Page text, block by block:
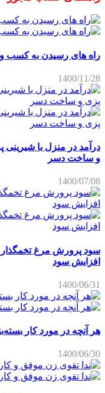
راه های رسیدن به کسب
1400/11/28
درآمد در منزل با
و ساخت دسر
1400/07/08
سود پرورش مرغ
افزایش سود
1400/06/31
هر آنچه در مورد کار
1400/06/30